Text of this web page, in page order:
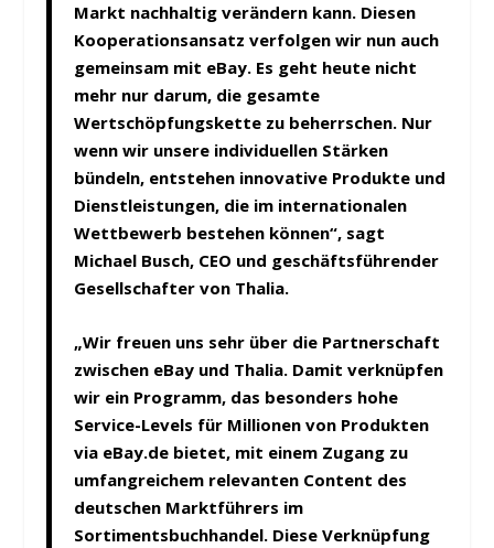
Markt nachhaltig verändern kann. Diesen
Kooperationsansatz verfolgen wir nun auch
gemeinsam mit eBay. Es geht heute nicht
mehr nur darum, die gesamte
Wertschöpfungskette zu beherrschen. Nur
wenn wir unsere individuellen Stärken
bündeln, entstehen innovative Produkte und
Dienstleistungen, die im internationalen
Wettbewerb bestehen können“, sagt
Michael Busch, CEO und geschäftsführender
Gesellschafter von Thalia.
„Wir freuen uns sehr über die Partnerschaft
zwischen eBay und Thalia. Damit verknüpfen
wir ein Programm, das besonders hohe
Service-Levels für Millionen von Produkten
via eBay.de bietet, mit einem Zugang zu
umfangreichem relevanten Content des
deutschen Marktführers im
Sortimentsbuchhandel. Diese Verknüpfung